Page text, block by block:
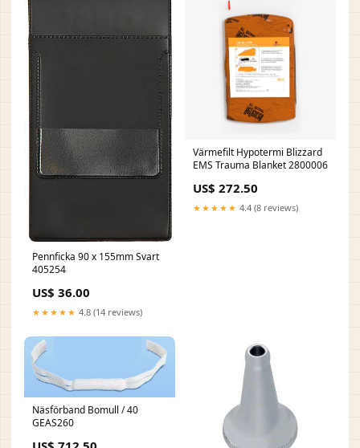
Pennficka 90 x 155mm Svart
405254
US$ 36.00
★★★★★ 4.8 (14 reviews)
Värmefilt Hypotermi Blizzard
EMS Trauma Blanket 2800006
US$ 272.50
★★★★★ 4.4 (8 reviews)
Näsförband Bomull / 40
GEAS260